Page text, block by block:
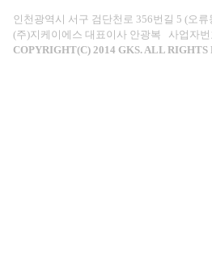
인천광역시 서구 검단천로 356번길 5 (오
(주)지케이에스 대표이사 안광복 사업자번
COPYRIGHT(C) 2014 GKS. ALL RIGHTS